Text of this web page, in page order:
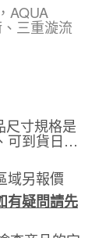
AQUA
三重漩流
尺寸規格是
可到貨日…
域另報價
有疑問請先